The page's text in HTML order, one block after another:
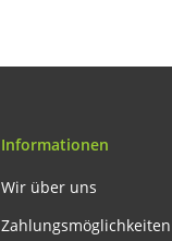
Informationen
Wir über uns
Zahlungsmöglichkeiten